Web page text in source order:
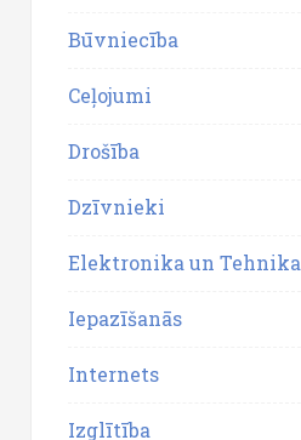
Būvniecība
Ceļojumi
Drošība
Dzīvnieki
Elektronika un Tehnika
Iepazīšanās
Internets
Izglītība